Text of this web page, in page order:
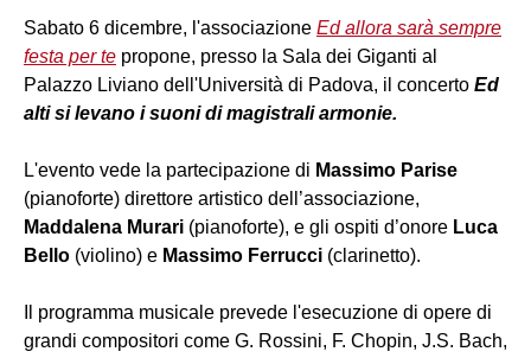
Sabato 6 dicembre, l'associazione Ed allora sarà sempre
festa per te propone, presso la Sala dei Giganti al
Palazzo Liviano dell'Università di Padova, il concerto Ed
alti si levano i suoni di magistrali armonie.
L'evento vede la partecipazione di Massimo Parise
(pianoforte) direttore artistico dell’associazione,
Maddalena Murari (pianoforte), e gli ospiti d’onore Luca
Bello (violino) e Massimo Ferrucci (clarinetto).
Il programma musicale prevede l'esecuzione di opere di
grandi compositori come G. Rossini, F. Chopin, J.S. Bach,